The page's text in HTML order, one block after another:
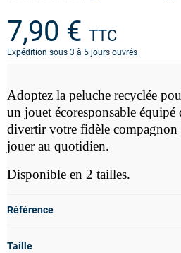
7,90 € TTC
Expédition sous 3 à 5 jours ouvrés
Adoptez la peluche recyclée
un jouet écoresponsable
divertir votre fidèle compagnon
jouer au quotidien.
Disponible en 2 tailles.
Référence
Taille